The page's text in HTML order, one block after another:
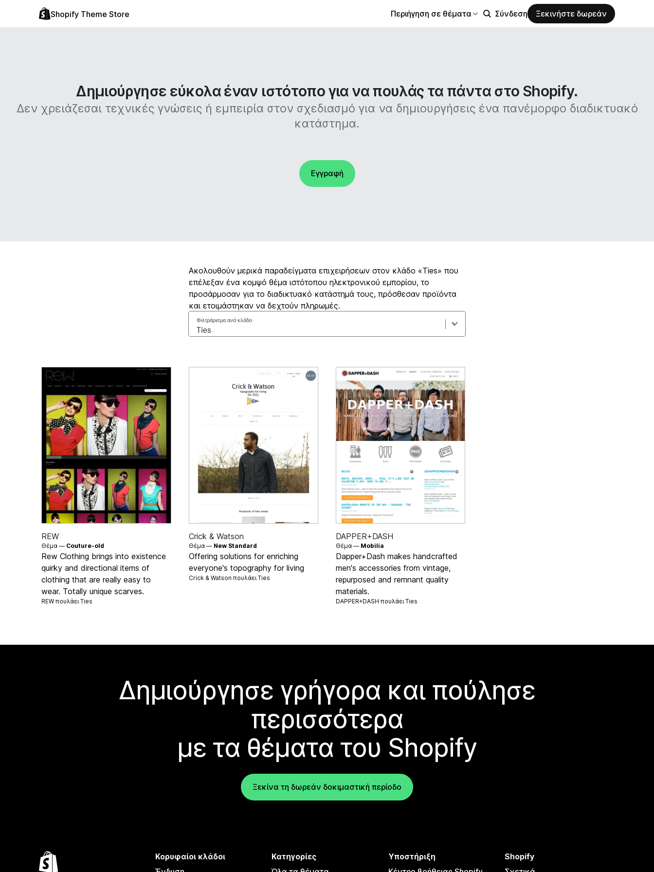
Shopify Theme Store Περιήγηση σε θέματα Σύνδεση Ξεκινήστε δωρεάν
Δημιούργησε εύκολα έναν ιστότοπο για να πουλάς τα πάντα στο Shopify.
Δεν χρειάζεσαι τεχνικές γνώσεις ή εμπειρία στον σχεδιασμό για να δημιουργήσεις ένα πανέμορφο διαδικτυακό
κατάστημα.
Εγγραφή
Ακολουθούν μερικά παραδείγματα επιχειρήσεων στον κλάδο «Ties» που
επέλεξαν ένα κομψό θέμα ιστότοπου ηλεκτρονικού εμπορίου, το
προσάρμοσαν για το διαδικτυακό κατάστημά τους, πρόσθεσαν προϊόντα
και ετοιμάστηκαν να δεχτούν πληρωμές.
Φιλτράρισμα ανά κλάδο
REW
Θέμα — Couture-old
Rew Clothing brings into existence
quirky and directional items of
clothing that are really easy to
wear. Totally unique scarves.
REW πουλάειTies
Crick & Watson
Θέμα — New Standard
Offering solutions for enriching
everyone's topography for living
Crick & Watson πουλάει Ties
DAPPER+DASH
Θέμα — Mobilia
Dapper+Dash makes handcrafted
men's accessories from vintage,
repurposed and remnant quality
materials.
DAPPER+DASH πουλάει Ties
Δημιούργησε γρήγορα και πούλησε
περισσότερα
με τα θέματα του Shopify
Ξεκίνα τη δωρεάν δοκιμαστική περίοδο
Κορυφαίοι κλάδοι
Κατηγορίες
Υποστήριξη
Shopify